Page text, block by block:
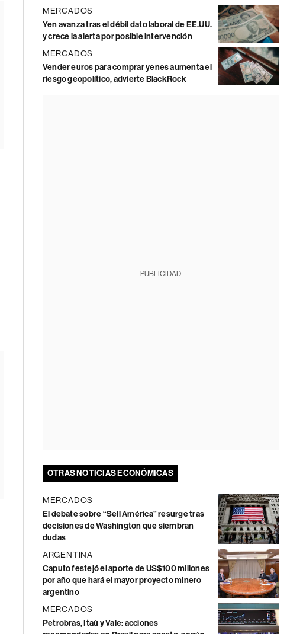
MERCADOS
Yen avanza tras el débil dato laboral de EE.UU.
y crece la alerta por posible intervención
MERCADOS
Vender euros para comprar yenes aumenta el
riesgo geopolítico, advierte BlackRock
PUBLICIDAD
OTRAS NOTICIAS ECONÓMICAS
MERCADOS
El debate sobre “Sell América” resurge tras
decisiones de Washington que siembran
dudas
ARGENTINA
Caputo festejó el aporte de US$100 millones
por año que hará el mayor proyecto minero
argentino
MERCADOS
Petrobras, Itaú y Vale: acciones